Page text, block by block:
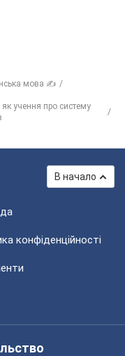
мова ✍
як учення про систему
В начало
конфіденційності